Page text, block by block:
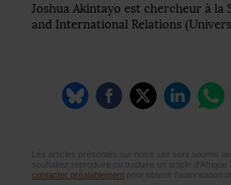
Joshua Akintayo est chercheur à la
and International Relations
Les articles présentés sur notre site sont soumis au
souhaitez reproduire ou traduire un article d’Afrique
contacter préalablement pour obtenir l’autorisation